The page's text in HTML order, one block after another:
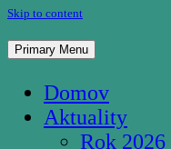
Skip to content
Pútnické miesto Studnička Pozba
Primary Menu
Domov
Aktuality
Rok 2026